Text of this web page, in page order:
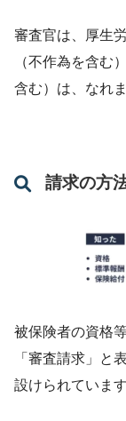
審査官は、厚生
（不作為を含む
含む）は、なれ
請求の方
被保険者の資格
「審査請求」
設けられています